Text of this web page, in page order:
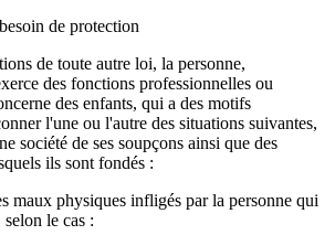
de protection
de toute autre loi, la personne,
des fonctions professionnelles ou
des enfants, qui a des motifs
l'une ou l'autre des situations suivantes,
société de ses soupçons ainsi que des
ils sont fondés :
maux physiques infligés par la personne qui
selon le cas :